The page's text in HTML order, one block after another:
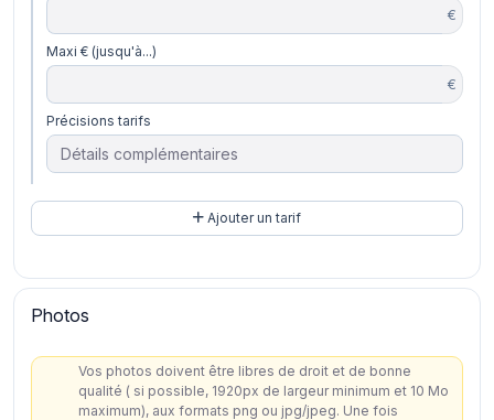
€
Maxi € (jusqu'à...)
€
Précisions tarifs
Ajouter un tarif
Photos
Vos photos doivent être libres de droit et de bonne
qualité ( si possible, 1920px de largeur minimum et 10 Mo
maximum), aux formats png ou jpg/jpeg. Une fois